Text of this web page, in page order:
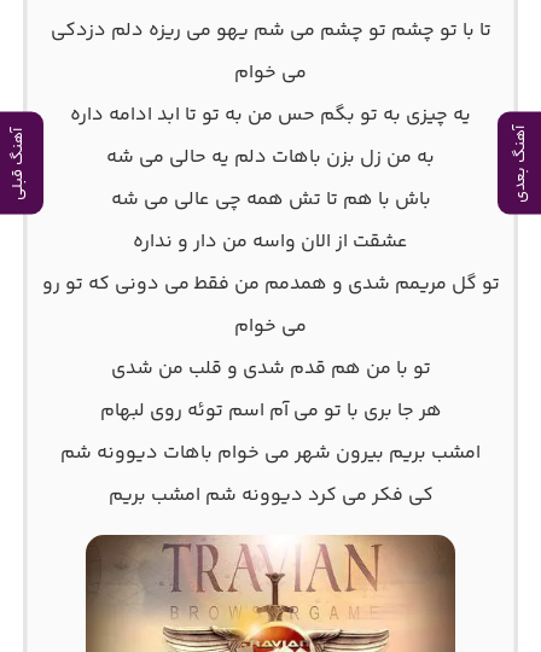
آهنگ بعدی آهنگ قبلی
ﺗﺎ ﺑﺎ ﺗﻮ ﭼﺸﻢ ﺗﻮ ﭼﺸﻢ ﻣﻰ ﺷﻢ ﻳﻬﻮ ﻣﻰ رﻳﺰه دﻟﻢ دزدﻛﻰ
ﻣﻰ ﺧﻮام
ﻳﻪ ﭼﻴﺰی ﺑﻪ ﺗﻮ ﺑﮕﻢ ﺣﺲ ﻣﻦ ﺑﻪ ﺗﻮ ﺗﺎ اﺑﺪ اداﻣﻪ داره
ﺑﻪ ﻣﻦ زل ﺑﺰن ﺑﺎﻫﺎت دﻟﻢ ﻳﻪ ﺣﺎﻟﻰ ﻣﻰ ﺷﻪ
ﺑﺎش ﺑﺎ ﻫﻢ ﺗﺎ ﺗﺶ ﻫﻤﻪ ﭼﻰ ﻋﺎﻟﻰ ﻣﻰ ﺷﻪ
ﻋﺸﻘﺖ از اﻟﺎن واﺳﻪ ﻣﻦ دار و ﻧﺪاره
ﺗﻮ ﮔﻞ ﻣﺮﻳﻤﻢ ﺷﺪی و ﻫﻤﺪﻣﻢ من ﻓﻘﻄ ﻣﻰ دوﻧﻰ ﻛﻪ ﺗﻮ رو
ﻣﻰ ﺧﻮام
ﺗﻮ ﺑﺎ ﻣﻦ ﻫﻢ ﻗﺪم ﺷﺪی و ﻗﻠﺐ ﻣﻦ ﺷﺪی
ﻫﺮ ﺟﺎ ﺑﺮی ﺑﺎ ﺗﻮ ﻣﻰ آم اﺳﻢ ﺗﻮﺋﻪ روی ﻟﺒﻬﺎم
اﻣﺸﺐ ﺑﺮﻳﻢ ﺑﻴﺮون ﺷﻬﺮ ﻣﻰ ﺧﻮام ﺑﺎﻫﺎت دﻳﻮوﻧﻪ ﺷﻢ
ﻛﻰ ﻓﻜﺮ ﻣﻰ ﻛﺮد دﻳﻮوﻧﻪ ﺷﻢ اﻣﺸﺐ ﺑﺮﻳﻢ